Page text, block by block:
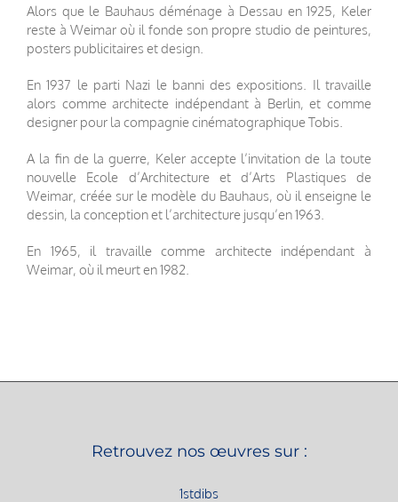
Alors que le Bauhaus déménage à Dessau en 1925, Keler
reste à Weimar où il fonde son propre studio de peintures,
posters publicitaires et design.
En 1937 le parti Nazi le banni des expositions. Il travaille
alors comme architecte indépendant à Berlin, et comme
designer pour la compagnie cinématographique Tobis.
A la fin de la guerre, Keler accepte l’invitation de la toute
nouvelle Ecole d’Architecture et d’Arts Plastiques de
Weimar, créée sur le modèle du Bauhaus, où il enseigne le
dessin, la conception et l’architecture jusqu’en 1963.
En 1965, il travaille comme architecte indépendant à
Weimar, où il meurt en 1982.
Retrouvez nos œuvres sur :
1stdibs